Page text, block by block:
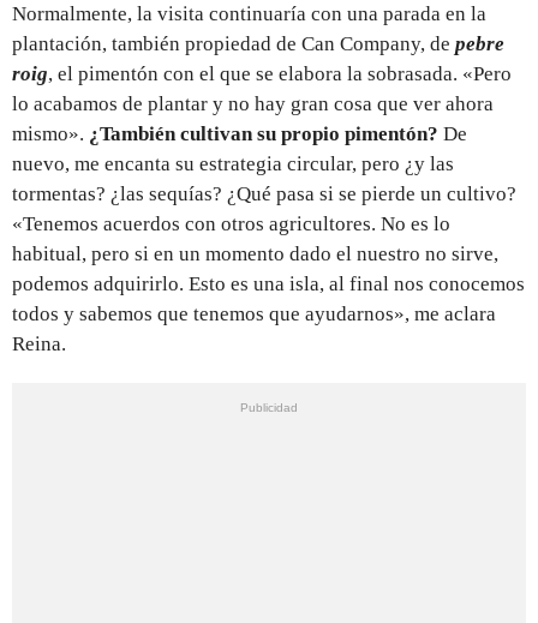
Normalmente, la visita continuaría con una parada en la
plantación, también propiedad de Can Company, de pebre
roig, el pimentón con el que se elabora la sobrasada. «Pero
lo acabamos de plantar y no hay gran cosa que ver ahora
mismo». ¿También cultivan su propio pimentón? De
nuevo, me encanta su estrategia circular, pero ¿y las
tormentas? ¿las sequías? ¿Qué pasa si se pierde un cultivo?
«Tenemos acuerdos con otros agricultores. No es lo
habitual, pero si en un momento dado el nuestro no sirve,
podemos adquirirlo. Esto es una isla, al final nos conocemos
todos y sabemos que tenemos que ayudarnos», me aclara
Reina.